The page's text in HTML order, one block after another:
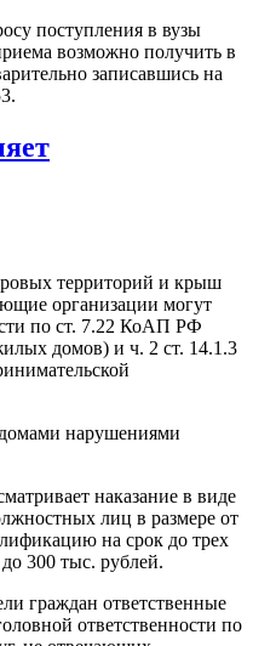
поступления в вузы
возможно получить в
записавшись на
территорий и крыш
организации могут
по ст. 7.22 КоАП РФ
домов) и ч. 2 ст. 14.1.3
нарушениями
наказание в виде
лиц в размере от
на срок до трех
300 тыс. рублей.
граждан ответственные
ответственности по